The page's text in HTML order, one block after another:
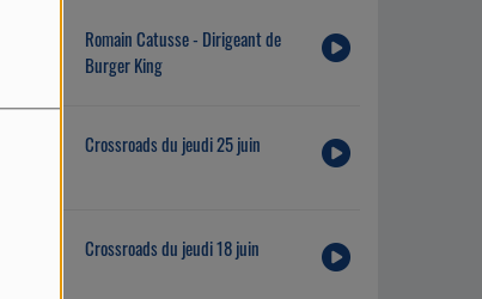
Romain Catusse - Dirigeant de
Burger King
Crossroads du jeudi 25 juin
Crossroads du jeudi 18 juin